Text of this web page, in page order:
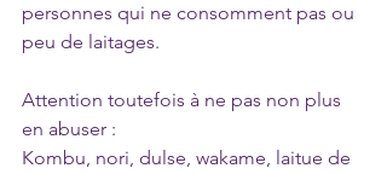
personnes qui ne consomment pas ou
peu de laitages.
Attention toutefois à ne pas non plus
en abuser :
Kombu, nori, dulse, wakame, laitue de